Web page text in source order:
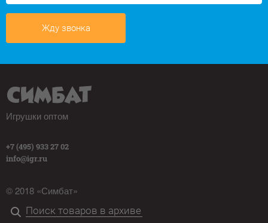
Жду звонка
Игрушки оптом
+7 (495) 933 27 02
info@igr.ru
© 2018 «Симбат»